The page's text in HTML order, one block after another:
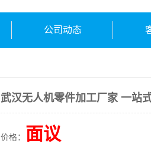
公司动态
武汉无人机零件加工厂家 一站
价格： 面议